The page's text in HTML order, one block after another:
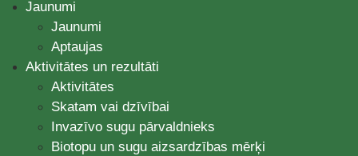
Jaunumi
Jaunumi
Aptaujas
Aktivitātes un rezultāti
Aktivitātes
Skatam vai dzīvībai
Invazīvo sugu pārvaldnieks
Biotopu un sugu aizsardzības mērķi